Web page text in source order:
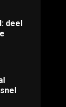
deel